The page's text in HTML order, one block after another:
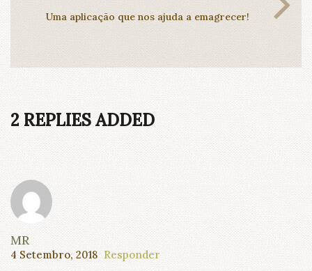
Uma aplicação que nos ajuda a emagrecer!
2 REPLIES ADDED
MR
4 Setembro, 2018 Responder